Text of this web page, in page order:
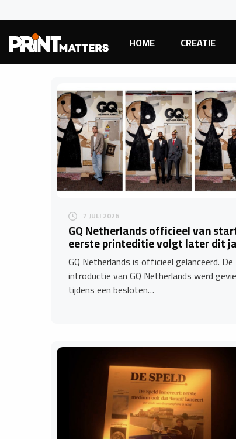
HOME CREATIE
7 JULI 2026
GQ Netherlands officieel van
eerste printeditie volgt later dit
GQ Netherlands is officieel gelanceerd. De
introductie van GQ Netherlands werd
tijdens een besloten…